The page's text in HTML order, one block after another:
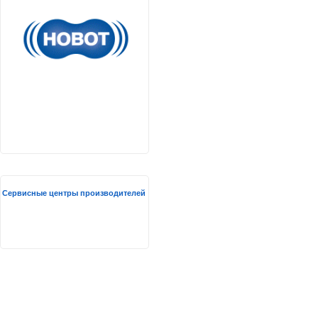
Сервисные центры производителей